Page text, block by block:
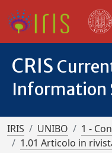
CRIS
Information
IRIS UNIBO
1 -
1.01 Articolo in